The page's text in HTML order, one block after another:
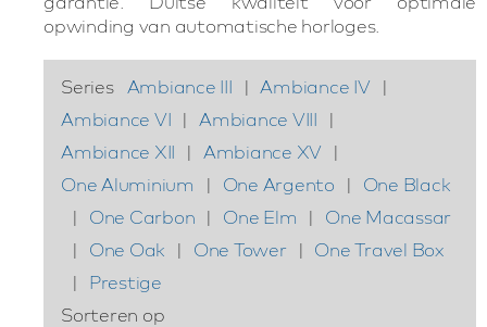
opwinding van automatische horloges.
Series Ambiance III | Ambiance IV
|
Ambiance VI | Ambiance VIII
|
Ambiance XII
| Ambiance XV
|
One Aluminium
| One Argento |
One Black
|
One Carbon | One Elm |
One Macassar
|
One Oak | One Tower | One Travel Box
|
Prestige
Sorteren op